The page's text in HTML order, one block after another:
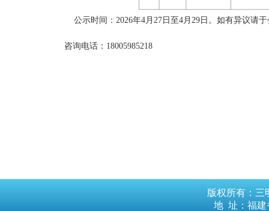
公示时间：2026年4月27日至4月29日。如有异议请
咨询电话：18005985218
版权所有：三
地 址：福建